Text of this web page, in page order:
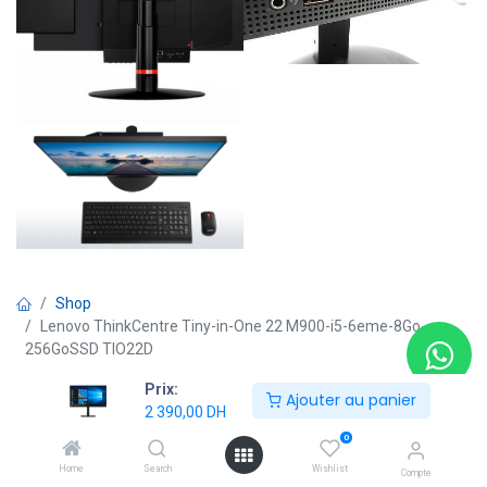
Prix:
2 390,00 DH
Ajouter au panier
Home Search
0
Wishlist Compte
Shop
Lenovo ThinkCentre Tiny-in-One 22 M900-i5-6eme-8Go-
256GoSSD TIO22D
Remis à neuf
Lenovo ThinkCentre Tiny-in-One